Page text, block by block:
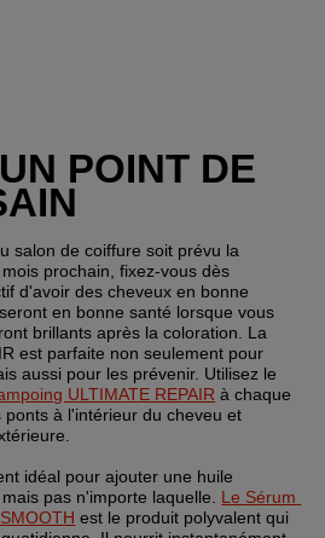
POINT DE
salon de coiffure soit prévu la
prochain, fixez-vous dès
d'avoir des cheveux en bonne
en bonne santé lorsque vous
brillants après la coloration. La
est parfaite non seulement pour
ULTIMATE REPAIR à chaque
à l'intérieur du cheveu et
idéal pour ajouter une huile
pas n'importe laquelle. Le Sérum
est le produit polyvalent qui